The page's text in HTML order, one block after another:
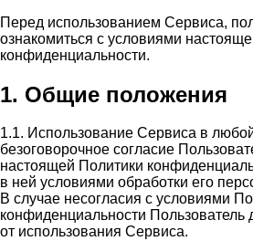
Перед использованием Сервиса,
ознакомиться с условиями
конфиденциальности.
1. Общие положения
1.1. Использование Сервиса в
безоговорочное согласие
настоящей Политики
в ней условиями обработки его
В случае несогласия с условиями
конфиденциальности Пользователь
от использования Сервиса.